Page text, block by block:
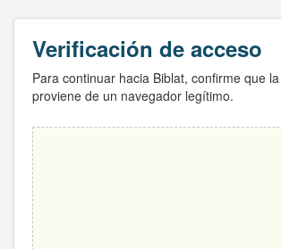
Verificación de acceso
Para continuar hacia Biblat, confirme que
proviene de un navegador legítimo.